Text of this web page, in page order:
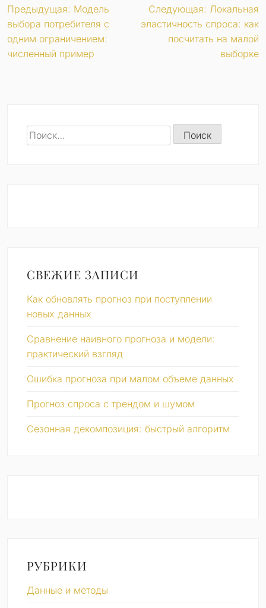
Навигация
по
Предыдущая: Модель
выбора потребителя с
одним ограничением:
численный пример
Следующая: Локальная
эластичность спроса: как
посчитать на малой
выборке
Найти:
СВЕЖИЕ ЗАПИСИ
Как обновлять прогноз при поступлении
новых данных
Сравнение наивного прогноза и модели:
практический взгляд
Ошибка прогноза при малом объеме данных
Прогноз спроса с трендом и шумом
Сезонная декомпозиция: быстрый алгоритм
РУБРИКИ
Данные и методы